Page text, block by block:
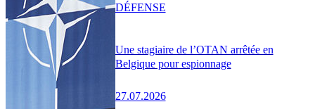
Une stagiaire de l’OTAN arrêtée en
Belgique pour espionnage
27.07.2026
DÉFENSE